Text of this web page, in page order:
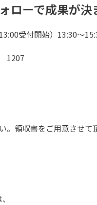
ローで成果が
受付開始）13:30～
1207
。領収書をご用意させて